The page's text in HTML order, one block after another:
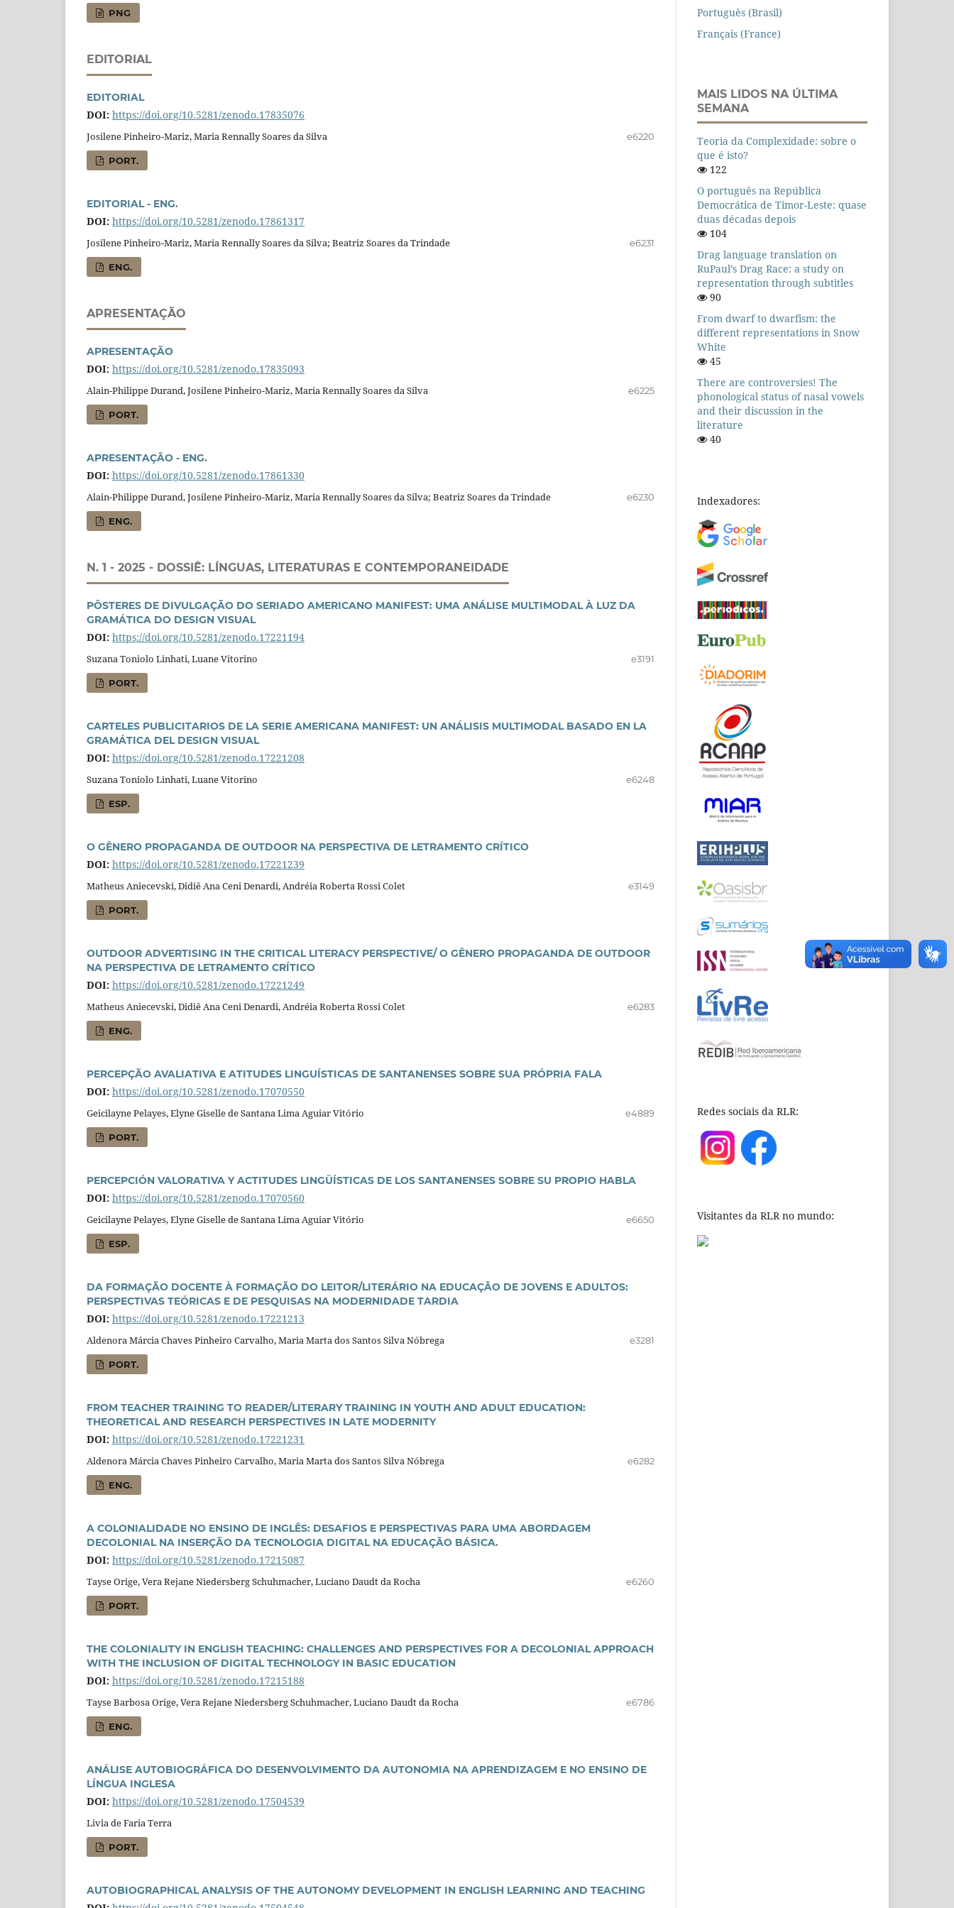
PNG
EDITORIAL
EDITORIAL
DOI: https://doi.org/10.5281/zenodo.17835076
Josilene Pinheiro-Mariz, Maria Rennally Soares da Silva e6220
PORT.
EDITORIAL - ENG.
DOI: https://doi.org/10.5281/zenodo.17861317
Josilene Pinheiro-Mariz, Maria Rennally Soares da Silva; Beatriz Soares da Trindade e6231
ENG.
APRESENTAÇÃO
APRESENTAÇÃO
DOI: https://doi.org/10.5281/zenodo.17835093
Alain-Philippe Durand, Josilene Pinheiro-Mariz, Maria Rennally Soares da Silva e6225
PORT.
APRESENTAÇÃO - ENG.
DOI: https://doi.org/10.5281/zenodo.17861330
Alain-Philippe Durand, Josilene Pinheiro-Mariz, Maria Rennally Soares da Silva; Beatriz Soares da Trindade e6230
ENG.
N. 1 - 2025 - DOSSIÊ: LÍNGUAS, LITERATURAS E CONTEMPORANEIDADE
PÔSTERES DE DIVULGAÇÃO DO SERIADO AMERICANO MANIFEST: UMA ANÁLISE MULTIMODAL À LUZ DA
GRAMÁTICA DO DESIGN VISUAL
DOI: https://doi.org/10.5281/zenodo.17221194
Suzana Toniolo Linhati, Luane Vitorino e3191
PORT.
CARTELES PUBLICITARIOS DE LA SERIE AMERICANA MANIFEST: UN ANÁLISIS MULTIMODAL BASADO EN LA
GRAMÁTICA DEL DESIGN VISUAL
DOI: https://doi.org/10.5281/zenodo.17221208
Suzana Toniolo Linhati, Luane Vitorino e6248
ESP.
O GÊNERO PROPAGANDA DE OUTDOOR NA PERSPECTIVA DE LETRAMENTO CRÍTICO
DOI: https://doi.org/10.5281/zenodo.17221239
Matheus Aniecevski, Didiê Ana Ceni Denardi, Andréia Roberta Rossi Colet e3149
PORT.
OUTDOOR ADVERTISING IN THE CRITICAL LITERACY PERSPECTIVE/ O GÊNERO PROPAGANDA DE OUTDOOR
NA PERSPECTIVA DE LETRAMENTO CRÍTICO
DOI: https://doi.org/10.5281/zenodo.17221249
Matheus Aniecevski, Didiê Ana Ceni Denardi, Andréia Roberta Rossi Colet e6283
ENG.
PERCEPÇÃO AVALIATIVA E ATITUDES LINGUÍSTICAS DE SANTANENSES SOBRE SUA PRÓPRIA FALA
DOI: https://doi.org/10.5281/zenodo.17070550
Geicilayne Pelayes, Elyne Giselle de Santana Lima Aguiar Vitório e4889
PORT.
PERCEPCIÓN VALORATIVA Y ACTITUDES LINGÜÍSTICAS DE LOS SANTANENSES SOBRE SU PROPIO HABLA
DOI: https://doi.org/10.5281/zenodo.17070560
Geicilayne Pelayes, Elyne Giselle de Santana Lima Aguiar Vitório e6650
ESP.
DA FORMAÇÃO DOCENTE À FORMAÇÃO DO LEITOR/LITERÁRIO NA EDUCAÇÃO DE JOVENS E ADULTOS:
PERSPECTIVAS TEÓRICAS E DE PESQUISAS NA MODERNIDADE TARDIA
DOI: https://doi.org/10.5281/zenodo.17221213
Aldenora Márcia Chaves Pinheiro Carvalho, Maria Marta dos Santos Silva Nóbrega e3281
PORT.
FROM TEACHER TRAINING TO READER/LITERARY TRAINING IN YOUTH AND ADULT EDUCATION:
THEORETICAL AND RESEARCH PERSPECTIVES IN LATE MODERNITY
DOI: https://doi.org/10.5281/zenodo.17221231
Aldenora Márcia Chaves Pinheiro Carvalho, Maria Marta dos Santos Silva Nóbrega e6282
ENG.
A COLONIALIDADE NO ENSINO DE INGLÊS: DESAFIOS E PERSPECTIVAS PARA UMA ABORDAGEM
DECOLONIAL NA INSERÇÃO DA TECNOLOGIA DIGITAL NA EDUCAÇÃO BÁSICA.
DOI: https://doi.org/10.5281/zenodo.17215087
Tayse Orige, Vera Rejane Niedersberg Schuhmacher, Luciano Daudt da Rocha e6260
PORT.
THE COLONIALITY IN ENGLISH TEACHING: CHALLENGES AND PERSPECTIVES FOR A DECOLONIAL APPROACH
WITH THE INCLUSION OF DIGITAL TECHNOLOGY IN BASIC EDUCATION
DOI: https://doi.org/10.5281/zenodo.17215188
Tayse Barbosa Orige, Vera Rejane Niedersberg Schuhmacher, Luciano Daudt da Rocha e6786
ENG.
ANÁLISE AUTOBIOGRÁFICA DO DESENVOLVIMENTO DA AUTONOMIA NA APRENDIZAGEM E NO ENSINO DE
LÍNGUA INGLESA
DOI: https://doi.org/10.5281/zenodo.17504539
Livia de Faria Terra
PORT.
AUTOBIOGRAPHICAL ANALYSIS OF THE AUTONOMY DEVELOPMENT IN ENGLISH LEARNING AND TEACHING
Português (Brasil)
Français (France)
MAIS LIDOS NA ÚLTIMA
SEMANA
Teoria da Complexidade: sobre o
que é isto?
122
O português na República
Democrática de Timor-Leste: quase
duas décadas depois
104
Drag language translation on
RuPaul’s Drag Race: a study on
representation through subtitles
90
From dwarf to dwarfism: the
different representations in Snow
White
45
There are controversies! The
phonological status of nasal vowels
and their discussion in the
literature
40
Indexadores:
Redes sociais da RLR:
Visitantes da RLR no mundo: